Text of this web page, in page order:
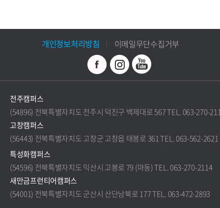
개인정보처리방침 이메일무단수집거부
전주캠퍼스
(54896) 전북특별자치도 전주시 덕진구 백제대로 567 TEL. 063-270-
고창캠퍼스
(56443) 전북특별자치도 고창군 고창읍 태봉로 361 TEL. 063-562-2621
특성화캠퍼스
(54596) 전북특별자치도 익산시 고봉로 79 (마동) TEL. 063-270-2114
새만금프런티어캠퍼스
(54001) 전북특별자치도 군산시 산단남북로 177 TEL. 063-472-2893